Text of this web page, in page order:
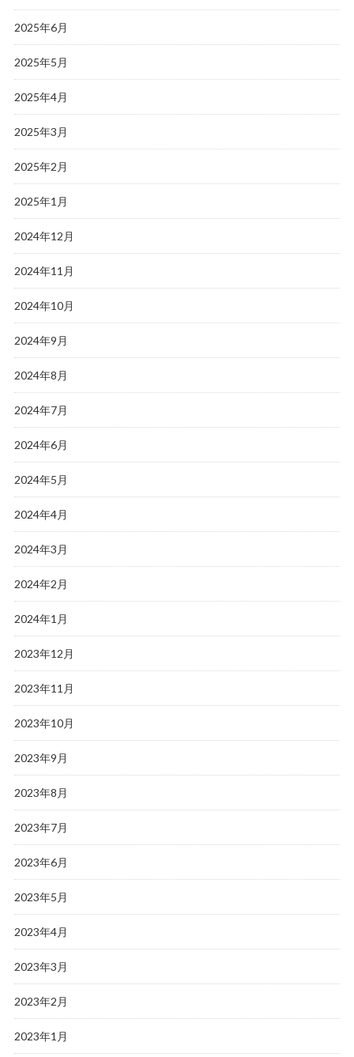
2025年6月
2025年5月
2025年4月
2025年3月
2025年2月
2025年1月
2024年12月
2024年11月
2024年10月
2024年9月
2024年8月
2024年7月
2024年6月
2024年5月
2024年4月
2024年3月
2024年2月
2024年1月
2023年12月
2023年11月
2023年10月
2023年9月
2023年8月
2023年7月
2023年6月
2023年5月
2023年4月
2023年3月
2023年2月
2023年1月